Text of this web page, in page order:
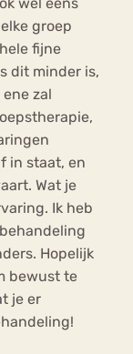
groep
fijne
dit minder is,
zal
in staat, en
Wat je
Ik heb
Hopelijk
bewust te
je er